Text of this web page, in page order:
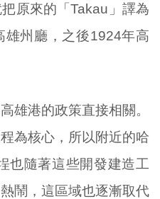
原來的「Takau」譯為
雄州廳，之後1924年高
雄港的政策直接相關。
為核心，所以附近的哈
也隨著這些開發建造工
鬧，這區域也逐漸取代